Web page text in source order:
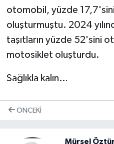
otomobil, yüzde
oluşturmuştu. 2024
taşıtların yüzde 52'sini
motosiklet oluşturdu.
Sağlıkla kalın…
ÖNCEKI
Mürsel